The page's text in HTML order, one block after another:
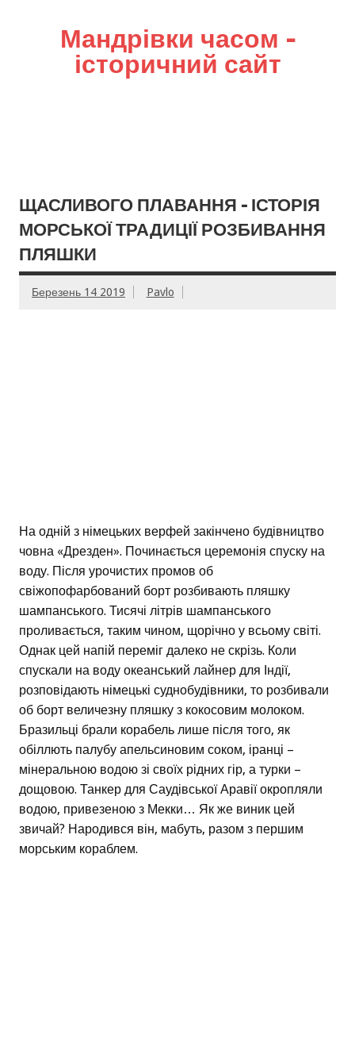
Мандрівки часом –
історичний сайт
ЩАСЛИВОГО ПЛАВАННЯ – ІСТОРІЯ
МОРСЬКОЇ ТРАДИЦІЇ РОЗБИВАННЯ
ПЛЯШКИ
Березень 14 2019 Pavlo
На одній з німецьких верфей закінчено будівництво
човна «Дрезден». Починається церемонія спуску на
воду. Після урочистих промов об
свіжопофарбований борт розбивають пляшку
шампанського. Тисячі літрів шампанського
проливається, таким чином, щорічно у всьому світі.
Однак цей напій переміг далеко не скрізь. Коли
спускали на воду океанський лайнер для Індії,
розповідають німецькі суднобудівники, то розбивали
об борт величезну пляшку з кокосовим молоком.
Бразильці брали корабель лише після того, як
обіллють палубу апельсиновим соком, іранці –
мінеральною водою зі своїх рідних гір, а турки –
дощовою. Танкер для Саудівської Аравії окропляли
водою, привезеною з Мекки… Як же виник цей
звичай? Народився він, мабуть, разом з першим
морським кораблем.